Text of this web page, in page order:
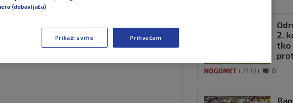
računati na predstojećem Svjetskom
2.
tko
NOGOMET 21:10 0
(dobavljača)
Prikaži svrhe Prihvaćam